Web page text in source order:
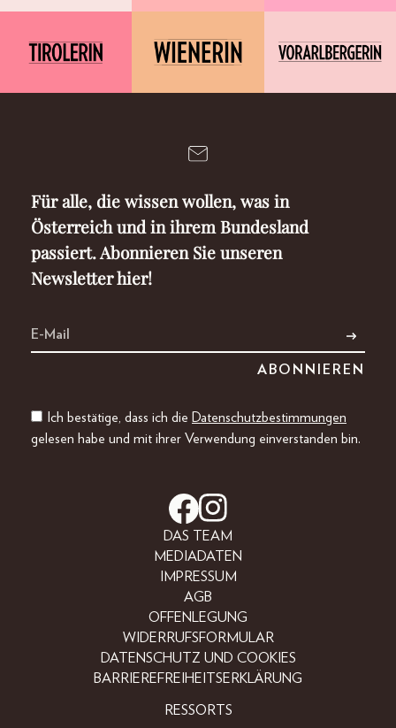
Für alle, die wissen wollen, was in
Österreich und in ihrem Bundesland
passiert. Abonnieren Sie unseren
Newsletter hier!
Ich bestätige, dass ich die Datenschutzbestimmungen
gelesen habe und mit ihrer Verwendung einverstanden bin.
DAS TEAM
MEDIADATEN
IMPRESSUM
AGB
OFFENLEGUNG
WIDERRUFSFORMULAR
DATENSCHUTZ UND COOKIES
BARRIEREFREIHEITSERKLÄRUNG
RESSORTS